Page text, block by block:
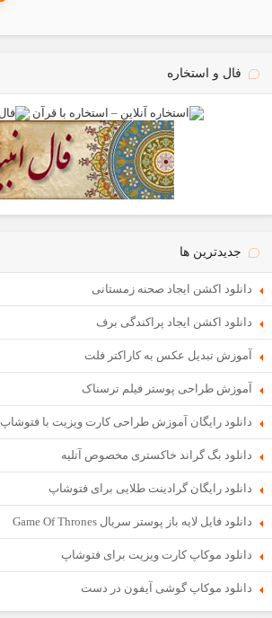
فال و استخاره
جدیدترین ها
دانلود اکشن ایجاد صحنه زمستانی
دانلود اکشن ایجاد پراکندگی برف
آموزش تبدیل عکس به کاراکتر فلت
آموزش طراحی پوستر فیلم ترسناک
دانلود رایگان آموزش طراحی کارت ویزیت با فتوشاپ
دانلود بگ گراند خاکستری مخصوص آتلیه
دانلود رایگان گرادینت طلایی برای فتوشاپ
دانلود فایل لایه باز پوستر سریال Game Of Thrones
دانلود موکاپ کارت ویزیت برای فتوشاپ
دانلود موکاپ گوشی آیفون در دست